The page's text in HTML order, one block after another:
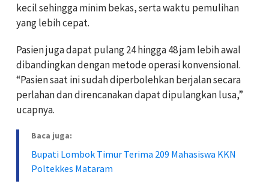
kecil sehingga minim bekas, serta waktu pemulihan
yang lebih cepat.
Pasien juga dapat pulang 24 hingga 48 jam lebih awal
dibandingkan dengan metode operasi konvensional.
“Pasien saat ini sudah diperbolehkan berjalan secara
perlahan dan direncanakan dapat dipulangkan lusa,”
ucapnya.
Baca juga:
Bupati Lombok Timur Terima 209 Mahasiswa KKN
Poltekkes Mataram